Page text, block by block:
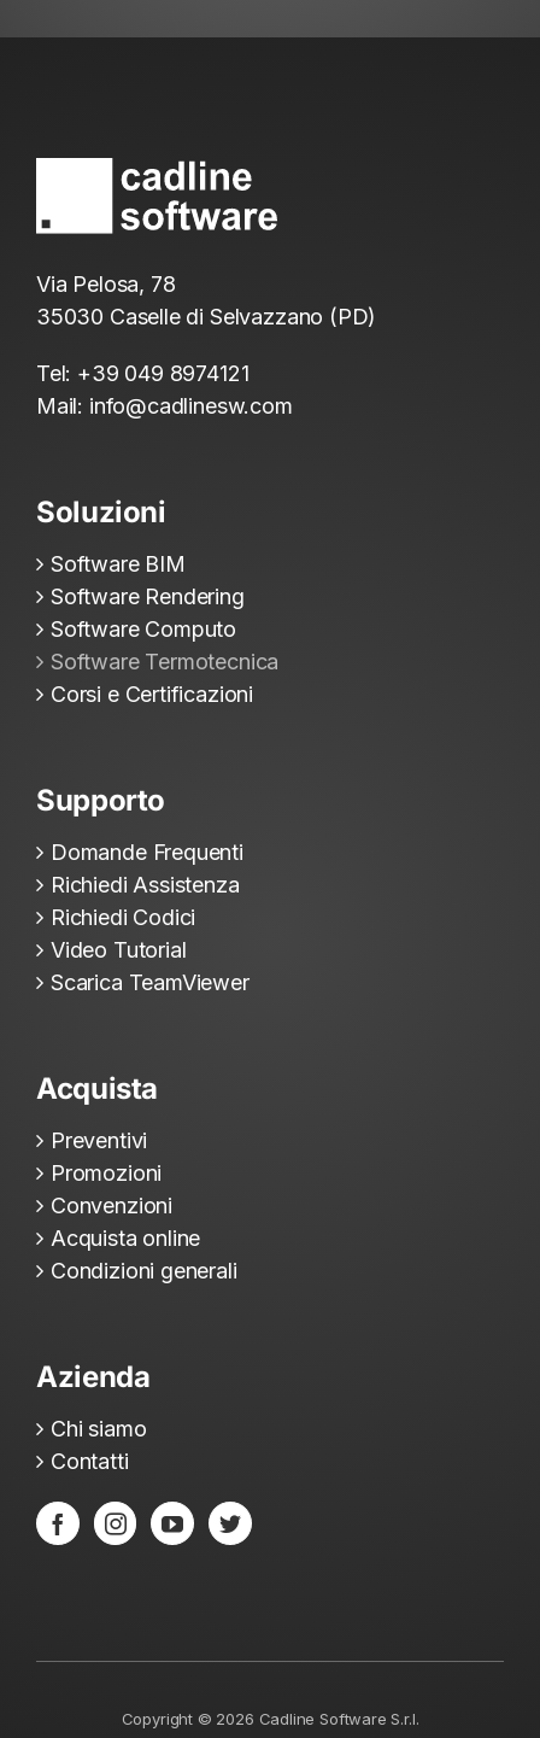
Via Pelosa, 78
35030 Caselle di Selvazzano (PD)
Tel: +39 049 8974121
Mail: info@cadlinesw.com
Soluzioni
Software BIM
Software Rendering
Software Computo
Software Termotecnica
Corsi e Certificazioni
Supporto
Domande Frequenti
Richiedi Assistenza
Richiedi Codici
Video Tutorial
Scarica TeamViewer
Acquista
Preventivi
Promozioni
Convenzioni
Acquista online
Condizioni generali
Azienda
Chi siamo
Contatti
Copyright © 2026 Cadline Software S.r.l.